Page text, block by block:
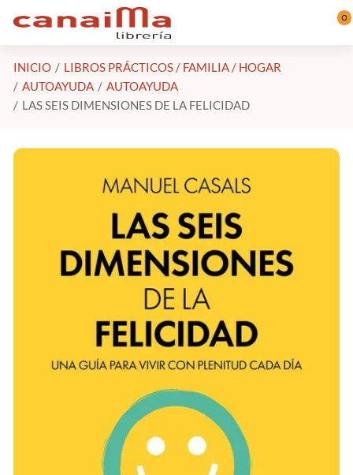
Saltar al contenido principal 0
INICIO
LIBROS PRÁCTICOS / FAMILIA / HOGAR
AUTOAYUDA
AUTOAYUDA
LAS SEIS DIMENSIONES DE LA FELICIDAD